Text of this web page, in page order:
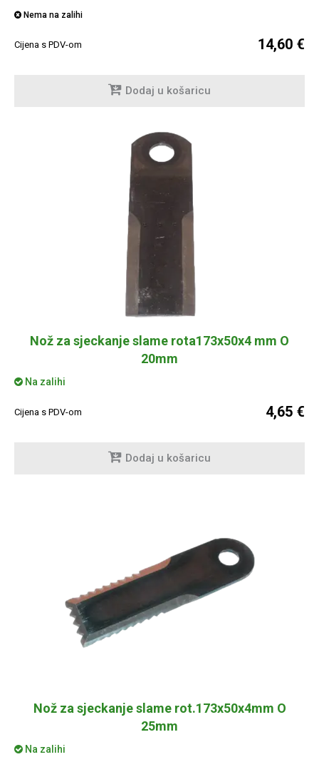
Nema na zalihi
Cijena s PDV-om 14,60 €
Dodaj u košaricu
Nož za sjeckanje slame rota173x50x4 mm O
20mm
Na zalihi
Cijena s PDV-om 4,65 €
Dodaj u košaricu
Nož za sjeckanje slame rot.173x50x4mm O
25mm
Na zalihi